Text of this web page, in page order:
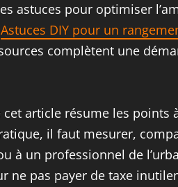
astuces pour optimiser
Astuces DIY pour un
complètent une
article résume les points
il faut mesurer,
à un professionnel de
ne pas payer de taxe